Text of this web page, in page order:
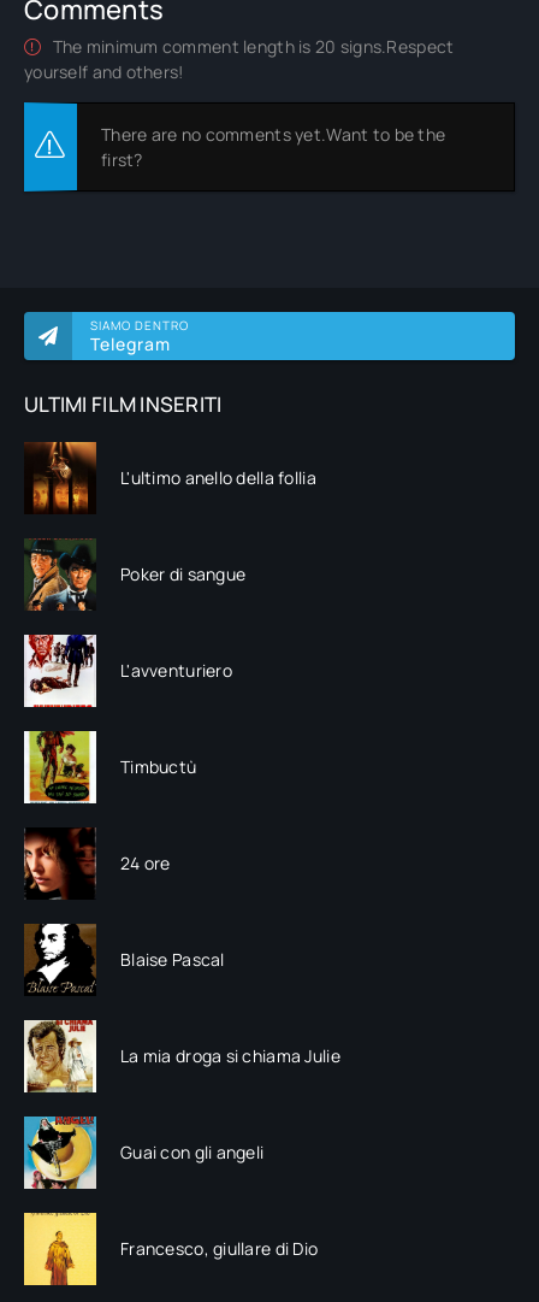
SIAMO DENTRO
Telegram
ULTIMI FILM INSERITI
L'ultimo anello della follia
Poker di sangue
L'avventuriero
Timbuctù
24 ore
Blaise Pascal
La mia droga si chiama Julie
Guai con gli angeli
Francesco, giullare di Dio
Comments
The minimum comment length is 20 signs.Respect
yourself and others!
There are no comments yet.Want to be the
first?